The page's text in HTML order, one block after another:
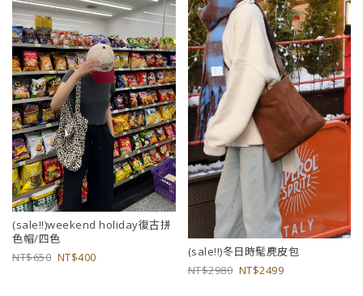
(sale!!)weekend holiday復古拼
色帽/四色
650
400
(sale!!)冬日時髦麂皮包
2980
2499